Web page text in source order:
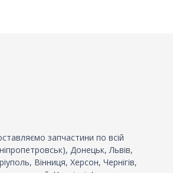
запчастини по всій
Донецьк, Львів,
Вінниця, Херсон, Чернігів,